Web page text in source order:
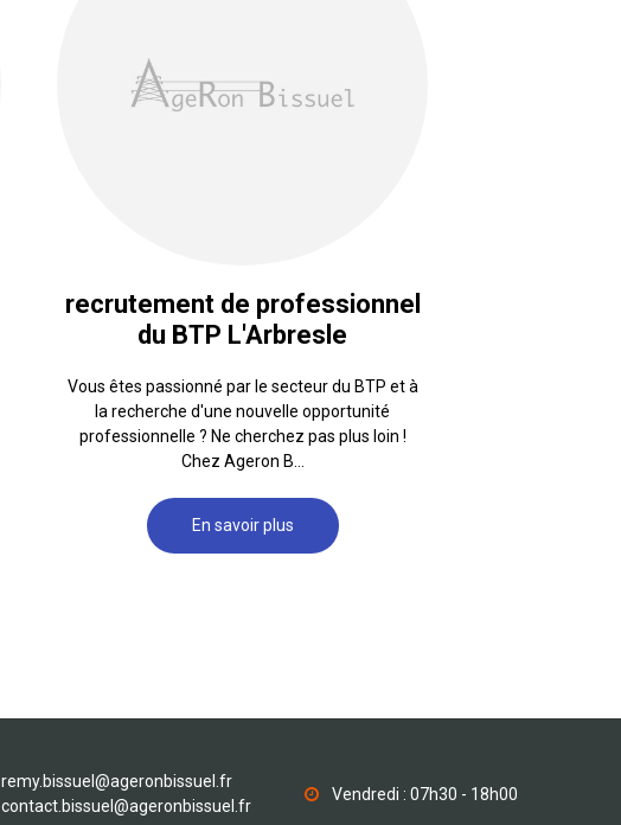
recrutement de professionnel
du BTP L'Arbresle
Vous êtes passionné par le secteur du BTP et à
la recherche d'une nouvelle opportunité
professionnelle ? Ne cherchez pas plus loin !
Chez Ageron B...
En savoir plus
remy.bissuel@ageronbissuel.fr
contact.bissuel@ageronbissuel.fr
Vendredi : 07h30 - 18h00